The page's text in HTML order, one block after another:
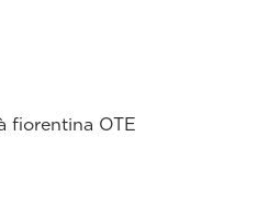
fiorentina OTE